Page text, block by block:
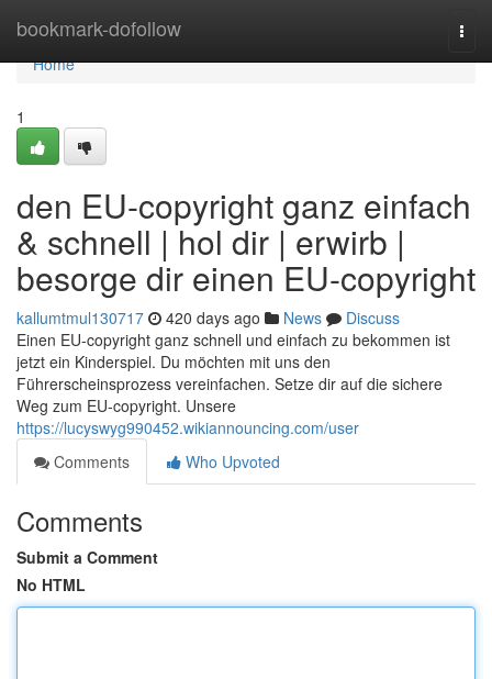
bookmark-dofollow
Home
Home
1
den EU-copyright ganz einfach
& schnell | hol dir | erwirb |
besorge dir einen EU-copyright
kallumtmul130717 420 days ago News
Discuss
Einen EU-copyright ganz schnell und einfach zu bekommen ist
jetzt ein Kinderspiel. Du möchten mit uns den
Führerscheinsprozess vereinfachen. Setze dir auf die sichere
Weg zum EU-copyright. Unsere
https://lucyswyg990452.wikiannouncing.com/user
Comments
Who Upvoted
Comments
Submit a Comment
No HTML